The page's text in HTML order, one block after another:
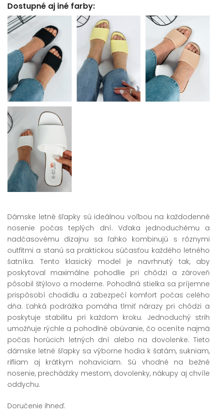
Dostupné aj iné farby:
Dámske letné šľapky sú ideálnou voľbou na každodenné
nosenie počas teplých dní. Vďaka jednoduchému a
nadčasovému dizajnu sa ľahko kombinujú s rôznymi
outfitmi a stanú sa praktickou súčasťou každého letného
šatníka. Tento klasický model je navrhnutý tak, aby
poskytoval maximálne pohodlie pri chôdzi a zároveň
pôsobil štýlovo a moderne. Pohodlná stielka sa príjemne
prispôsobí chodidlu a zabezpečí komfort počas celého
dňa. Ľahká podrážka pomáha tlmiť nárazy pri chôdzi a
poskytuje stabilitu pri každom kroku. Jednoduchý strih
umožňuje rýchle a pohodlné obúvanie, čo oceníte najmä
počas horúcich letných dní alebo na dovolenke. Tieto
dámske letné šľapky sa výborne hodia k šatám, sukniam,
rifliam aj krátkym nohaviciam. Sú vhodné na bežné
nosenie, prechádzky mestom, dovolenky, nákupy aj chvíle
oddychu.
Doručenie ihneď.